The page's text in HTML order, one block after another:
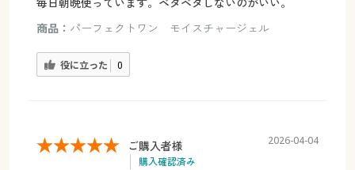
商品： パーフェクトワン モイスチャージェル
役に立った 0
ご購入者様
購入確認済み
2026-04-04